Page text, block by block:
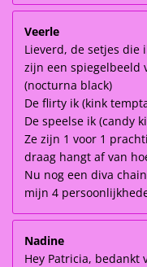
Veerle
Lieverd, de setjes die
zijn een spiegelbeeld
(nocturna black)
De flirty ik (kink
De speelse ik (candy
Ze zijn 1 voor 1
draag hangt af van
Nu nog een diva
mijn 4
Nadine
Hey Patricia, bedankt